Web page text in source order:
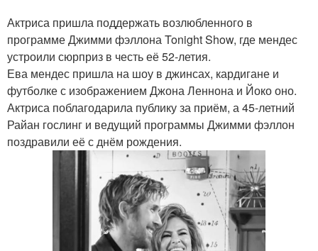
Актриса пришла поддержать возлюбленного в
программе Джимми фэллона Tonight Show, где мендес
устроили сюрприз в честь её 52-летия.
Ева мендес пришла на шоу в джинсах, кардигане и
футболке с изображением Джона Леннона и Йоко оно.
Актриса поблагодарила публику за приём, а 45-летний
Райан гослинг и ведущий программы Джимми фэллон
поздравили её с днём рождения.